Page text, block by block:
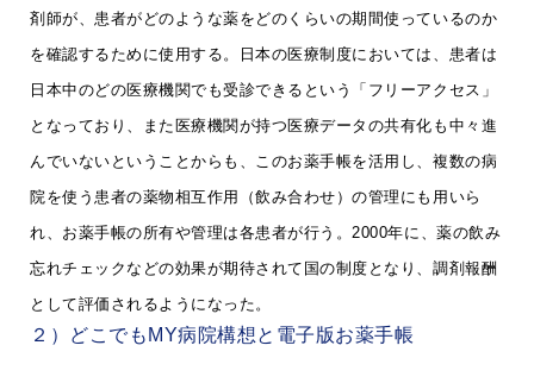
剤師が、患者がどのような薬をどのくらいの期間使っているのか
を確認するために使用する。日本の医療制度においては、患者は
日本中のどの医療機関でも受診できるという「フリーアクセス」
となっており、また医療機関が持つ医療データの共有化も中々進
んでいないということからも、このお薬手帳を活用し、複数の病
院を使う患者の薬物相互作用（飲み合わせ）の管理にも用いら
れ、お薬手帳の所有や管理は各患者が行う。2000年に、薬の飲み
忘れチェックなどの効果が期待されて国の制度となり、調剤報酬
として評価されるようになった。
２）どこでもMY病院構想と電子版お薬手帳